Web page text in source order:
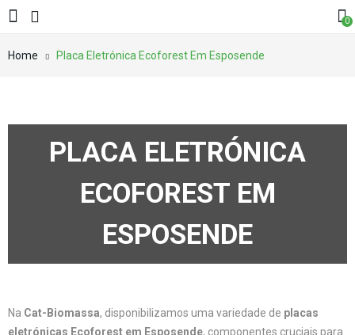
0
Home Placa Eletrónica Ecoforest Em Esposende
PLACA ELETRÓNICA
ECOFOREST EM
ESPOSENDE
Na Cat-Biomassa, disponibilizamos uma variedade de placas
eletrónicas Ecoforest em Esposende, componentes cruciais para